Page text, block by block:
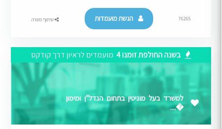
76265 הגשת מועמדות שיתוף משרה
בשנה החולפת זומנו 4 מועמדים לראיון דרך קודקס
למשרד בעל מוניטין בתחום הנדל"ן ומימון
�...